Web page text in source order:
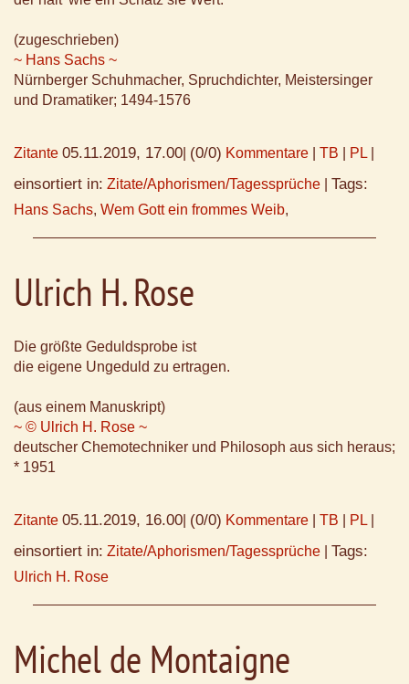
(zugeschrieben)
~ Hans Sachs ~
Nürnberger Schuhmacher, Spruchdichter, Meistersinger
und Dramatiker; 1494-1576
Zitante 05.11.2019, 17.00 (0/0) Kommentare TB PL
einsortiert in: Zitate/Aphorismen/Tagessprüche Tags:
Hans Sachs, Wem Gott ein frommes Weib,
Ulrich H. Rose
Die größte Geduldsprobe ist
die eigene Ungeduld zu ertragen.
(aus einem Manuskript)
~ © Ulrich H. Rose ~
deutscher Chemotechniker und Philosoph aus sich heraus;
* 1951
Zitante 05.11.2019, 16.00 (0/0) Kommentare TB PL
einsortiert in: Zitate/Aphorismen/Tagessprüche Tags:
Ulrich H. Rose
Michel de Montaigne